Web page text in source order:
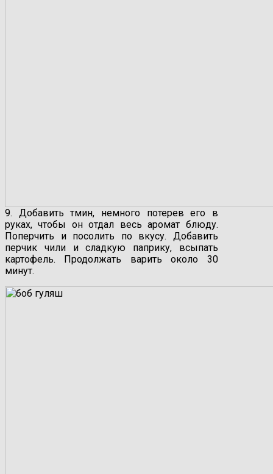
9. Добавить тмин, немного потерев его в
руках, чтобы он отдал весь аромат блюду.
Поперчить и посолить по вкусу. Добавить
перчик чили и сладкую паприку, всыпать
картофель. Продолжать варить около 30
минут.